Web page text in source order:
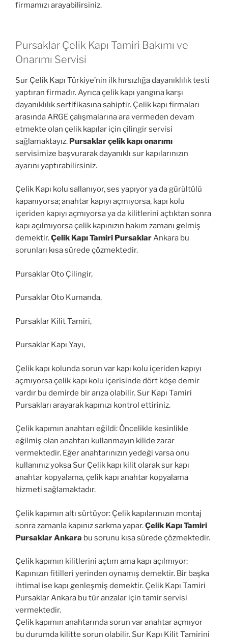
firmamızı arayabilirsiniz.
Pursaklar Çelik Kapı Tamiri Bakımı ve
Onarımı Servisi
Sur Çelik Kapı Türkiye’nin ilk hırsızlığa dayanıklılık testi
yaptıran firmadır. Ayrıca çelik kapı yangına karşı
dayanıklılık sertifikasına sahiptir. Çelik kapı firmaları
arasında ARGE çalışmalarına ara vermeden devam
etmekte olan çelik kapılar için çilingir servisi
sağlamaktayız. Pursaklar çelik kapı onarımı
servisimize başvurarak dayanıklı sur kapılarınızın
ayarını yaptırabilirsiniz.
Çelik Kapı kolu sallanıyor, ses yapıyor ya da gürültülü
kapanıyorsa; anahtar kapıyı açmıyorsa, kapı kolu
içeriden kapıyı açmıyorsa ya da kilitlerini açtıktan sonra
kapı açılmıyorsa çelik kapınızın bakım zamanı gelmiş
demektir.Çelik Kapı Tamiri PursaklarAnkara bu
sorunları kısa sürede çözmektedir.
Pursaklar Oto Çilingir,
Pursaklar Oto Kumanda,
Pursaklar Kilit Tamiri,
Pursaklar Kapı Yayı,
Çelik kapı kolunda sorun var kapı kolu içeriden kapıyı
açmıyorsa çelik kapı kolu içerisinde dört köşe demir
vardır bu demirde bir arıza olabilir. Sur Kapı Tamiri
Pursakları arayarak kapınızı kontrol ettiriniz.
Çelik kapımın anahtarı eğildi: Öncelikle kesinlikle
eğilmiş olan anahtarı kullanmayın kilide zarar
vermektedir. Eğer anahtarınızın yedeği varsa onu
kullanınız yoksa Sur Çelik kapı kilit olarak sur kapı
anahtar kopyalama, çelik kapı anahtar kopyalama
hizmeti sağlamaktadır.
Çelik kapımın altı sürtüyor: Çelik kapılarınızın montaj
sonra zamanla kapınız sarkma yapar.Çelik Kapı Tamiri
Pursaklar Ankara bu sorunu kısa sürede çözmektedir.
Çelik kapımın kilitlerini açtım ama kapı açılmıyor:
Kapınızın fitilleri yerinden oynamış demektir. Bir başka
ihtimal ise kapı genleşmiş demektir. Çelik Kapı Tamiri
Pursaklar Ankara bu tür arızalar için tamir servisi
vermektedir.
Çelik kapımın anahtarında sorun var anahtar açmıyor
bu durumda kilitte sorun olabilir. Sur Kapı Kilit Tamirini